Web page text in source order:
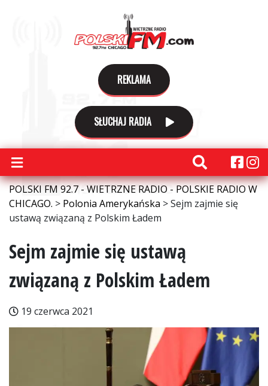
REKLAMA
SŁUCHAJ RADIA
POLSKI FM 92.7 - WIETRZNE RADIO - POLSKIE RADIO W
CHICAGO. > Polonia Amerykańska >Sejm zajmie się
ustawą związaną z Polskim Ładem
Sejm zajmie się ustawą
związaną z Polskim Ładem
19 czerwca 2021